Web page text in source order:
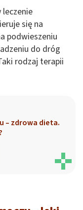
leczenie
się na
podwieszeniu
do dróg
rodzaj terapii
– zdrowa dieta.